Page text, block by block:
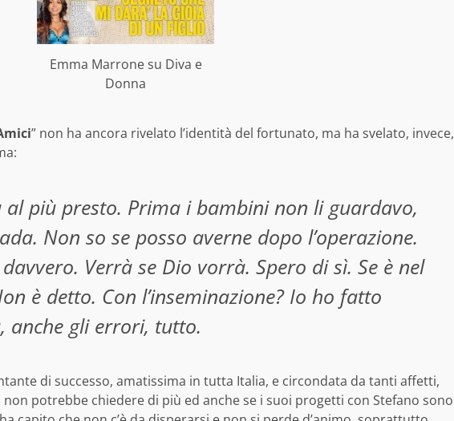
Emma Marrone su Diva e
Donna
” non ha ancora rivelato l’identità del fortunato, ma ha svelato, invece,
più presto. Prima i bambini non li guardavo,
Non so se posso averne dopo l’operazione.
Verrà se Dio vorrà. Spero di sì. Se è nel
è detto. Con l’inseminazione? Io ho fatto
anche gli errori, tutto.
di successo, amatissima in tutta Italia, e circondata da tanti affetti,
potrebbe chiedere di più ed anche se i suoi progetti con Stefano sono